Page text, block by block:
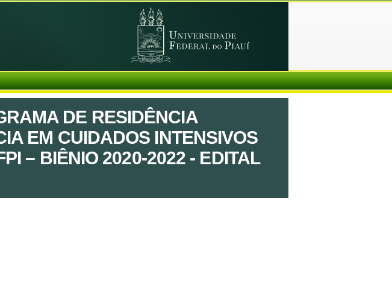
DE RESIDÊNCIA
EM CUIDADOS INTENSIVOS
– BIÊNIO 2020-2022 - EDITAL